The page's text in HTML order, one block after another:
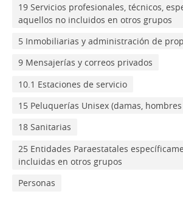
19 Servicios profesionales, técnicos,
aquellos no incluidos en otros grupos
5 Inmobiliarias y administración de
9 Mensajerías y correos privados
10.1 Estaciones de servicio
15 Peluquerías Unisex (damas,
18 Sanitarias
25 Entidades Paraestatales
incluidas en otros grupos
Personas